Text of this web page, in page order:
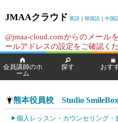
JMAAクラウド 英語 ｜ 韓国語 ｜ 中国
@jmaa-cloud.comからのメール
ールアドレスの設定をご確認くだ
会員講師のホ
ーム
探す おす
熊本役員校 Studio SmileBox
個人レッスン・カウンセリング・